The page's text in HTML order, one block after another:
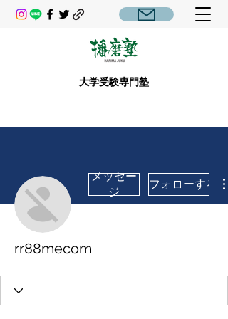
大学受験専門塾
メッセー
ジ
フォローする
rr88mecom